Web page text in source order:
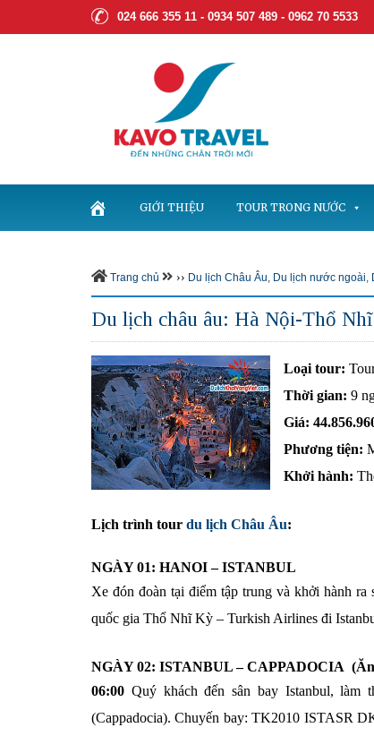
024 666 355 11 - 0934 507 489 - 0962 70 5533
GIỚI THIỆU TOUR TRONG NƯỚC
Trang chủ ›› Du lịch Châu Âu, Du lịch nước ngoài,
Du lịch châu âu: Hà Nội-Thổ
Loại tour:
Thời gian: 9
Giá:
Phương tiện:
Khởi hành:
Lịch trình tour du lịch Châu Âu:
NGÀY01: HANOI – ISTANBUL
Xe đón đoàn tại điểm tập trung và khởi hành
quốc gia Thổ Nhĩ Kỳ – Turkish Airlines đi
NGÀY 02: ISTANBUL – CAPPADOCIA
06:00 Quý khách đến sân bay Istanbul,
(Cappadocia). Chuyến bay: TK2010 ISTASR